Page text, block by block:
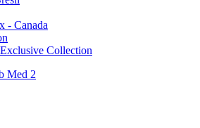
- Canada
Collection
Med 2